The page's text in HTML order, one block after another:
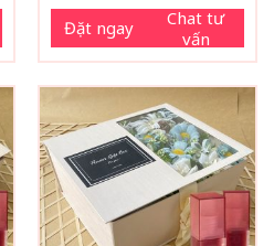
Đặt ngay
Chat tư
vấn